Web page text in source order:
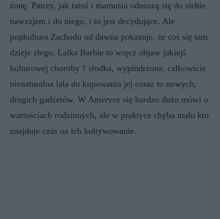
żonę. Patrzy, jak tatuś i mamusia odnoszą się do siebie
nawzajem i do niego, i to jest decydujące. Ale
popkultura Zachodu od dawna pokazuje, że coś się tam
dzieje złego. Lalka Barbie to wręcz objaw jakiejś
kulturowej choroby ? słodka, wypindrzona, całkowicie
nienaturalna lala do kupowania jej coraz to nowych,
drogich gadżetów. W Ameryce się bardzo dużo mówi o
wartościach rodzinnych, ale w praktyce chyba mało kto
znajduje czas na ich kultywowanie.